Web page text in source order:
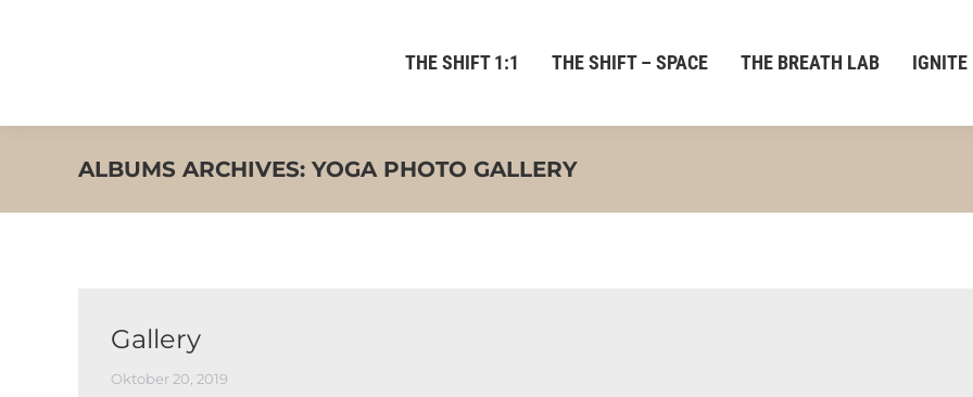
THE SHIFT 1:1 THE SHIFT – SPACE THE BREATH LAB IGNITE
ALBUMS ARCHIVES: YOGA PHOTO GALLERY
Gallery
Oktober 20, 2019